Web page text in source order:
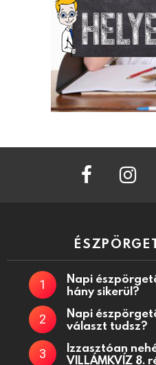
facebook
Napi
hány sikerül?
Napi
választ tudsz?
Izzasztóan
VILLÁMKVÍZ 8.